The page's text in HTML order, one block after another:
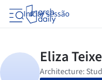
Iniciar sessão